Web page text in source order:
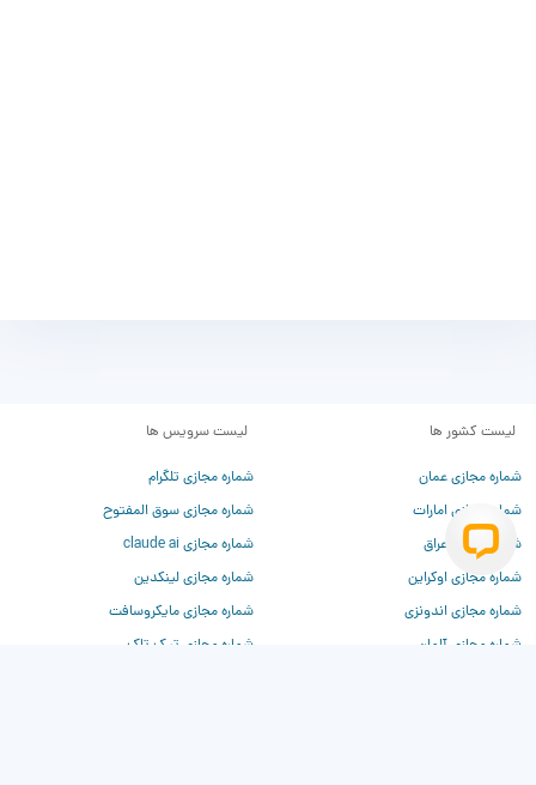
لیست کشور ها
شماره مجازی عمان
شماره مجازی امارات
شماره مجازی عراق
شماره مجازی اوکراین
شماره مجازی اندونزی
شماره مجازی آلمان
لیست سرویس ها
شماره مجازی تلگرام
شماره مجازی سوق المفتوح
شماره مجازی claude ai
شماره مجازی لینکدین
شماره مجازی مایکروسافت
شماره مجازی تیک تاک